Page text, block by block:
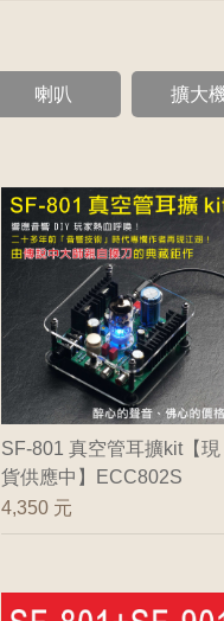
喇叭 擴大
SF-801 真空管耳擴kit【現
貨供應中】ECC802S
4,350 元